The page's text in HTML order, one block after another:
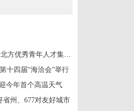
山东向全球英才抛“橄榄枝” 打造北方优秀青年人才集聚区
十四届“海洽会”举行
今年首个高温天气
省州、677对友好城市